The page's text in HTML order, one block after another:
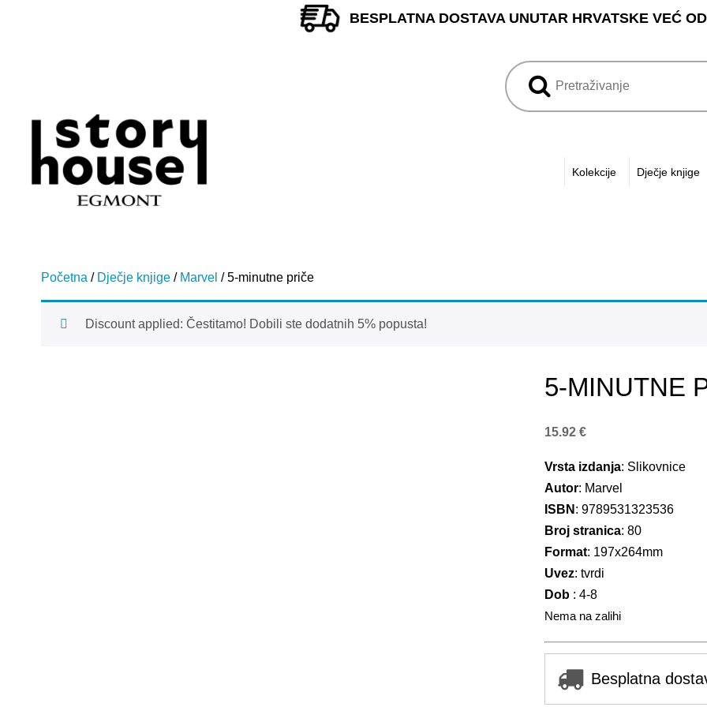
BESPLATNA DOSTAVA UNUTAR HRVATSKE VEĆ
Kolekcije Dječje knjige
Početna / Dječje knjige / Marvel / 5-minutne priče
Discount applied: Čestitamo! Dobili ste dodatnih 5% popusta!
5-MINUTNE
15.92 €
Vrsta izdanja: Slikovnice
Autor: Marvel
ISBN : 9789531323536
Broj stranica: 80
Format: 197x264mm
Uvez: tvrdi
Dob : 4-8
Nema na zalihi
Besplatna